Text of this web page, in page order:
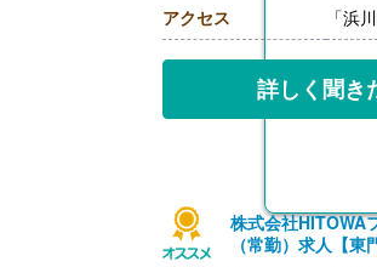
アクセス
「浜
詳しく聞き
株式会社HITOWA
（常勤）求人【東